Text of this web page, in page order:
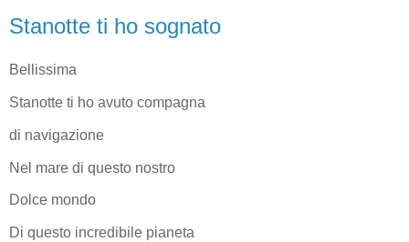
Stanotte ti ho sognato
Bellissima
Stanotte ti ho avuto compagna
di navigazione
Nel mare di questo nostro
Dolce mondo
Di questo incredibile pianeta